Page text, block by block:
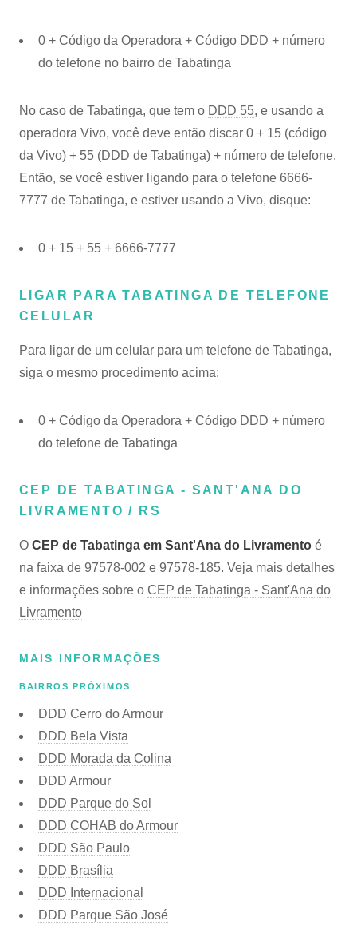
0 + Código da Operadora + Código DDD + número
do telefone no bairro de Tabatinga
No caso de Tabatinga, que tem o DDD 55, e usando a
operadora Vivo, você deve então discar 0 + 15 (código
da Vivo) + 55 (DDD de Tabatinga) + número de telefone.
Então, se você estiver ligando para o telefone 6666-
7777 de Tabatinga, e estiver usando a Vivo, disque:
0 + 15 + 55 + 6666-7777
LIGAR PARA TABATINGA DE TELEFONE
CELULAR
Para ligar de um celular para um telefone de Tabatinga,
siga o mesmo procedimento acima:
0 + Código da Operadora + Código DDD + número
do telefone de Tabatinga
CEP DE TABATINGA - SANT'ANA DO
LIVRAMENTO / RS
O CEP de Tabatinga em Sant'Ana do Livramento é
na faixa de 97578-002 e 97578-185. Veja mais detalhes
e informações sobre o CEP de Tabatinga - Sant'Ana do
Livramento
MAIS INFORMAÇÕES
BAIRROS PRÓXIMOS
DDD Cerro do Armour
DDD Bela Vista
DDD Morada da Colina
DDD Armour
DDD Parque do Sol
DDD COHAB do Armour
DDD São Paulo
DDD Brasília
DDD Internacional
DDD Parque São José